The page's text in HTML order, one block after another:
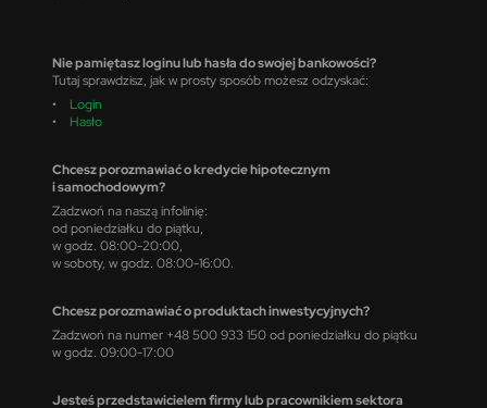
Nie pamiętasz loginu lub hasła do swojej bankowości?
Tutaj sprawdzisz, jak w prosty sposób możesz odzyskać:
• Login
• Hasło
Chcesz porozmawiać o kredycie hipotecznym
i samochodowym?
Zadzwoń na naszą infolinię:
od poniedziałku do piątku,
w godz. 08:00-20:00,
w soboty, w godz. 08:00-16:00.
Chcesz porozmawiać o produktach inwestycyjnych?
Zadzwoń na numer +48 500 933 150 od poniedziałku do piątku
w godz. 09:00-17:00
Jesteś przedstawicielem firmy lub pracownikiem sektora